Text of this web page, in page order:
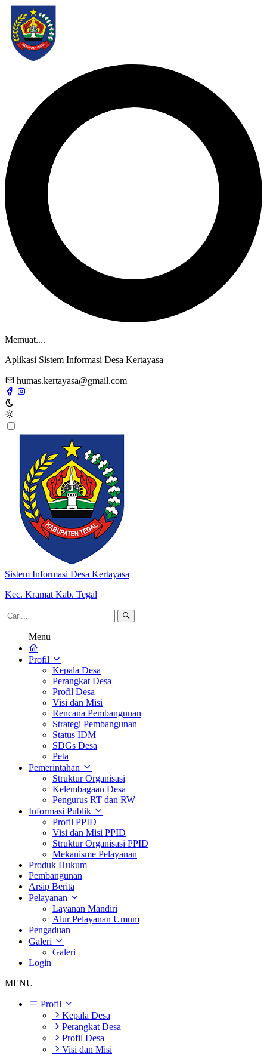
Memuat....
Aplikasi Sistem Informasi Desa Kertayasa
humas.kertayasa@gmail.com
Sistem Informasi Desa Kertayasa
Kec. Kramat Kab. Tegal
Menu
Profil
Kepala Desa
Perangkat Desa
Profil Desa
Visi dan Misi
Rencana Pembangunan
Strategi Pembangunan
Status IDM
SDGs Desa
Peta
Pemerintahan
Struktur Organisasi
Kelembagaan Desa
Pengurus RT dan RW
Informasi Publik
Profil PPID
Visi dan Misi PPID
Struktur Organisasi PPID
Mekanisme Pelayanan
Produk Hukum
Pembangunan
Arsip Berita
Pelayanan
Layanan Mandiri
Alur Pelayanan Umum
Pengaduan
Galeri
Galeri
Login
MENU
Profil
Kepala Desa
Perangkat Desa
Profil Desa
Visi dan Misi